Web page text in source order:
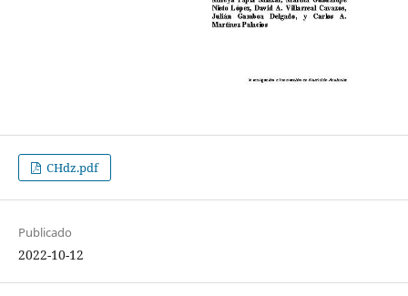
CHdz.pdf
Publicado
2022-10-12